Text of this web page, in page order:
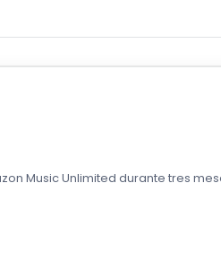
Music Unlimited durante tres